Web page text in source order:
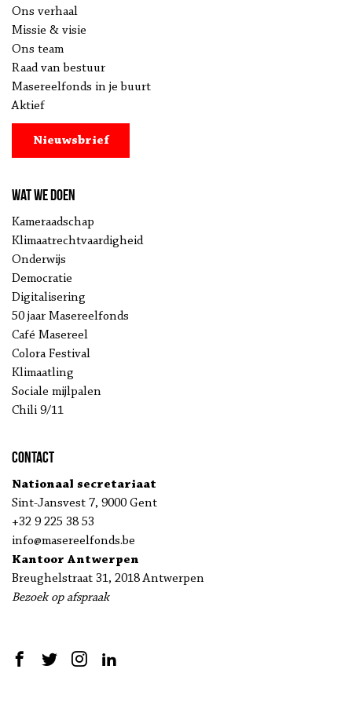
Ons verhaal
Missie & visie
Ons team
Raad van bestuur
Masereelfonds in je buurt
Aktief
Nieuwsbrief
Wat we doen
Kameraadschap
Klimaatrechtvaardigheid
Onderwijs
Democratie
Digitalisering
50 jaar Masereelfonds
Café Masereel
Colora Festival
Klimaatling
Sociale mijlpalen
Chili 9/11
Contact
Nationaal secretariaat
Sint-Jansvest 7, 9000 Gent
+32 9 225 38 53
info@masereelfonds.be
Kantoor Antwerpen
Breughelstraat 31, 2018 Antwerpen
Bezoek op afspraak